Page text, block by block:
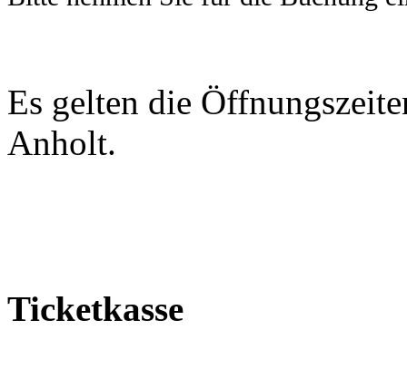
Es gelten die
Anholt.
Ticketkasse